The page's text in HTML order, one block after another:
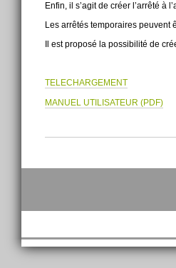
Enfin, il s’agit de créer l’arrêté à
Les arrêtés temporaires peuvent
Il est proposé la possibilité de
TELECHARGEMENT
MANUEL UTILISATEUR (PDF)
document